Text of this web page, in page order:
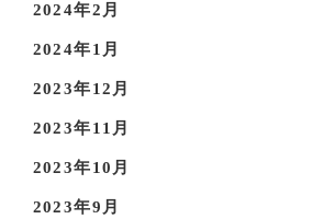
2024年2月
2024年1月
2023年12月
2023年11月
2023年10月
2023年9月